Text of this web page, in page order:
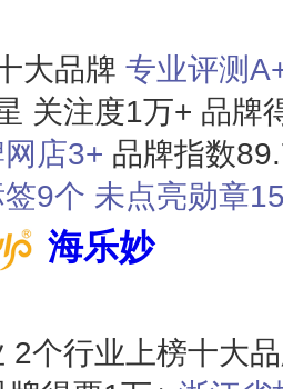
大品牌 专业评测
关注度1万+ 品牌
店3+ 品牌指数
9个 未点亮勋章
海乐妙
2个行业上榜十大